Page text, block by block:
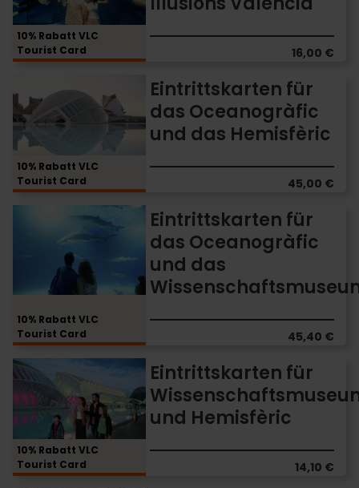
10% Rabatt VLC
Tourist Card
16,00 €
of
Illusions
Valencia
10% Rabatt VLC
Tourist Card
Eintrittskarten für
das Oceanogràfic
und das Hemisfèric
45,00 €
für
das
Oceanogràfic
und
das
Hemisfèric
10% Rabatt VLC
Tourist Card
Eintrittskarten für
das Oceanogràfic
und das
45,40 €
Eintrittskarten
Oceanogràfic
das
Wissenschaftsmuseum
10% Rabatt VLC
Tourist Card
Eintrittskarten für
und Hemisfèric
14,10 €
Eintrittskarten
für
Wissenschaftsmuseum
und
Hemisfèric